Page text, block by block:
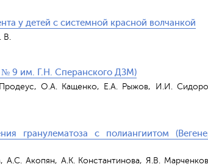
у детей с системной красной волчанкой
В.
№ 9 им. Г.Н. Сперанского ДЗМ)
О.А. Кащенко, Е.А. Рыжов, И.И.
гранулематоза с полиангиитом
Акопян, А.К. Константинова, Я.В.